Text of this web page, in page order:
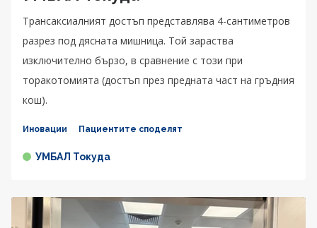
Трансаксиалният достъп представлява 4-сантиметров
разрез под дясната мишница. Той зараства
изключително бързо, в сравнение с този при
торакотомията (достъп през предната част на гръдния
кош).
Иновации Пациентите споделят
УМБАЛ Токуда